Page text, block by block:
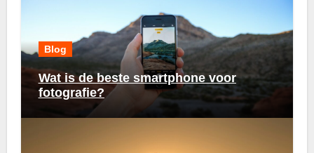
Blog
Wat is de beste smartphone voor
fotografie?